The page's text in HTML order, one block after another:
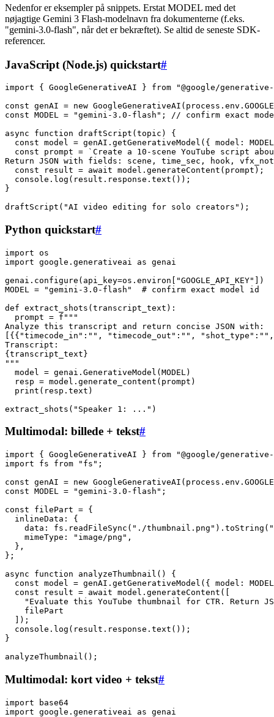
Nedenfor er eksempler på snippets. Erstat MODEL med det
nøjagtige Gemini 3 Flash-modelnavn fra dokumenterne (f.eks.
"gemini-3.0-flash", når det er bekræftet). Se altid de seneste SDK-
referencer.
JavaScript (Node.js) quickstart#
import { GoogleGenerativeAI } from "@google/
const genAI = new
const MODEL = "gemini-3.0-flash"; // confirm exact
async function draftScript(topic) {
const model = genAI.getGenerativeModel({ model:
const prompt = `Create a 10-scene YouTube script
Return JSON with fields: scene, time_sec, hook,
  const result = await model.generateContent(prompt);
  console.log(result.response.text());
}
Python quickstart#
import os
import google.generativeai as genai
genai.configure(api_key=os.environ["GOOGLE_API_KEY"])
MODEL = "gemini-3.0-flash"  # confirm exact model id
def extract_shots(transcript_text):
  prompt = f"""
Analyze this transcript and return concise JSON with:
[{{"timecode_in":"", "timecode_out":"",
Transcript:
{transcript_text}
"""
  model = genai.GenerativeModel(MODEL)
  resp = model.generate_content(prompt)
  print(resp.text)
Multimodal: billede + tekst#
import { GoogleGenerativeAI } from "@google/
import fs from "fs";
const genAI = new
const MODEL = "gemini-3.0-flash";
const filePart = {
  inlineData: {
data: fs.readFileSync("./
    mimeType: "image/png",
  },
};
async function analyzeThumbnail() {
const model = genAI.getGenerativeModel({ model:
  const result = await model.generateContent([
"Evaluate this YouTube thumbnail for CTR. Return
    filePart
  ]);
  console.log(result.response.text());
}
Multimodal: kort video + tekst#
import base64
import google.generativeai as genai